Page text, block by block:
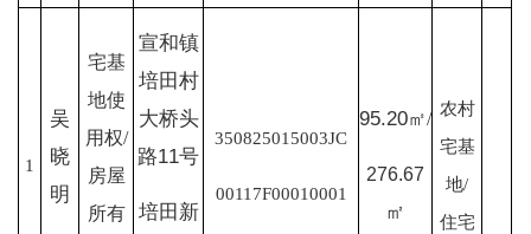
1
吴
晓
明
宅基
地使
用权/
房屋
所有
宣和镇
培田村
大桥头
路11号
培田新
350825015003JC
00117F00010001
95.20㎡/
276.67
㎡
农村
宅基
地/
住宅